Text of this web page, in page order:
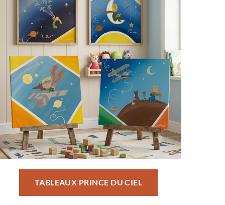
TABLEAUX PRINCE DU CIEL